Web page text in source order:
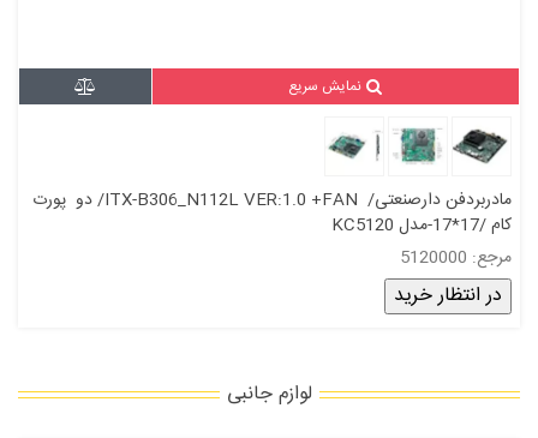
نمایش سریع
مادربردفن دارصنعتی/ ITX-B306_N112L VER:1.0 +FAN/ دو پورت
کام /17*17-مدل KC5120
مرجع: 5120000
در انتظار خرید
لوازم جانبی